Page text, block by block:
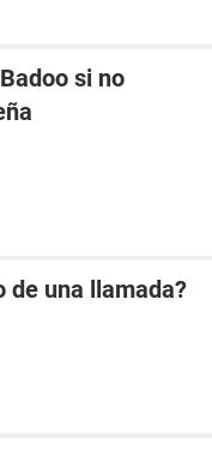
si no
de una llamada?